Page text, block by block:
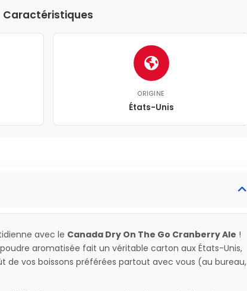
Caractéristiques
ORIGINE
États-Unis
avec le Canada Dry On The Go Cranberry Ale !
aromatisée fait un véritable carton aux États-Unis,
de vos boissons préférées partout avec vous (au bureau,